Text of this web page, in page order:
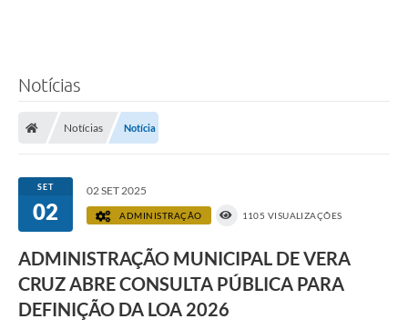
Notícias
Notícias Notícia
SET
02
02 SET 2025
ADMINISTRAÇÃO 1105 VISUALIZAÇÕES
ADMINISTRAÇÃO MUNICIPAL DE VERA
CRUZ ABRE CONSULTA PÚBLICA PARA
DEFINIÇÃO DA LOA 2026